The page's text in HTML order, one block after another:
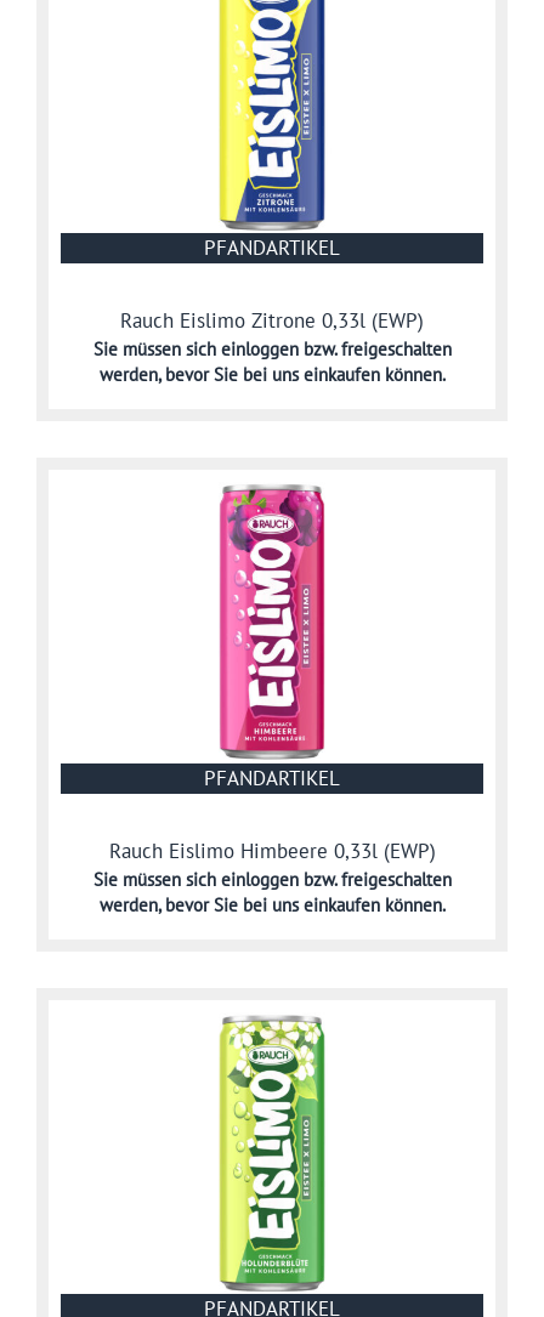
PFANDARTIKEL
Rauch Eislimo Zitrone 0,33l (EWP)
Sie müssen sich einloggen bzw. freigeschalten
werden,bevor Sie bei uns einkaufen können.
PFANDARTIKEL
Rauch Eislimo Himbeere 0,33l (EWP)
Sie müssen sich einloggen bzw. freigeschalten
werden,bevor Sie bei uns einkaufen können.
PFANDARTIKEL